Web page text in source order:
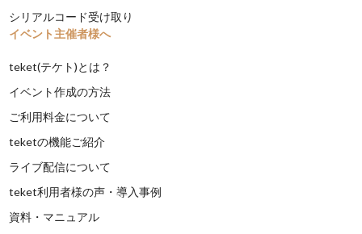
シリアルコード受け取り
イベント主催者様へ
teket(テケト)とは？
イベント作成の方法
ご利用料金について
teketの機能ご紹介
ライブ配信について
teket利用者様の声・導入事例
資料・マニュアル